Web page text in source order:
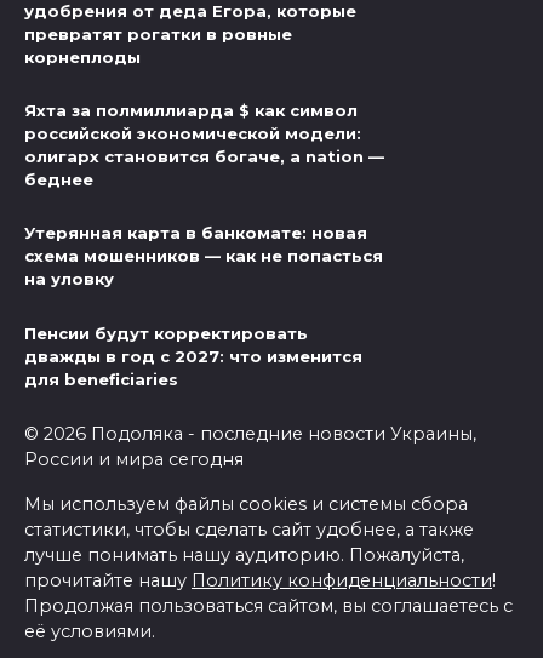
удобрения от деда Егора, которые
превратят рогатки в ровные
корнеплоды
Яхта за полмиллиарда $ как символ
российской экономической модели:
олигарх становится богаче, а nation —
беднее
Утерянная карта в банкомате: новая
схема мошенников — как не попасться
на уловку
Пенсии будут корректировать
дважды в год с 2027: что изменится
для beneficiaries
© 2026 Подоляка - последние новости Украины,
России и мира сегодня
Мы используем файлы cookies и системы сбора
статистики, чтобы сделать сайт удобнее, а также
лучше понимать нашу аудиторию. Пожалуйста,
прочитайте нашу Политику конфиденциальности!
Продолжая пользоваться сайтом, вы соглашаетесь с
её условиями.